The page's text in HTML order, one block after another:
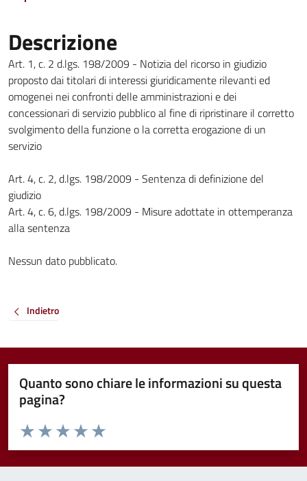
Descrizione
Art. 1, c. 2 d.lgs. 198/2009 - Notizia del ricorso in giudizio
proposto dai titolari di interessi giuridicamente rilevanti ed
omogenei nei confronti delle amministrazioni e dei
concessionari di servizio pubblico al fine di ripristinare il corretto
svolgimento della funzione o la corretta erogazione di un
servizio
Art. 4, c. 2, d.lgs. 198/2009 - Sentenza di definizione del
giudizio
Art. 4, c. 6, d.lgs. 198/2009 - Misure adottate in ottemperanza
alla sentenza
Nessun dato pubblicato.
Indietro
Quanto sono chiare le informazioni su questa
pagina?
Valuta da 1 a 5 stelle la pagina
Valuta 5 stelle su 5
Valuta 4 stelle su 5
Valuta 3 stelle su 5
Valuta 2 stelle su 5
Valuta 1 stelle su 5